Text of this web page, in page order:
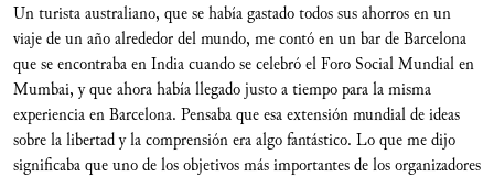
Un turista australiano, que se había gastado todos sus ahorros en un
viaje de un año alrededor del mundo, me contó en un bar de Barcelona
que se encontraba en India cuando se celebró el Foro Social Mundial en
Mumbai, y que ahora había llegado justo a tiempo para la misma
experiencia en Barcelona. Pensaba que esa extensión mundial de ideas
sobre la libertad y la comprensión era algo fantástico. Lo que me dijo
significaba que uno de los objetivos más importantes de los organizadores